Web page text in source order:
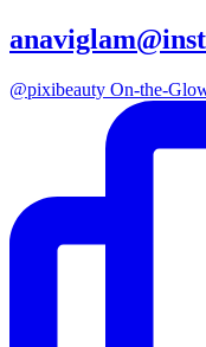
@pixibeauty On-the-